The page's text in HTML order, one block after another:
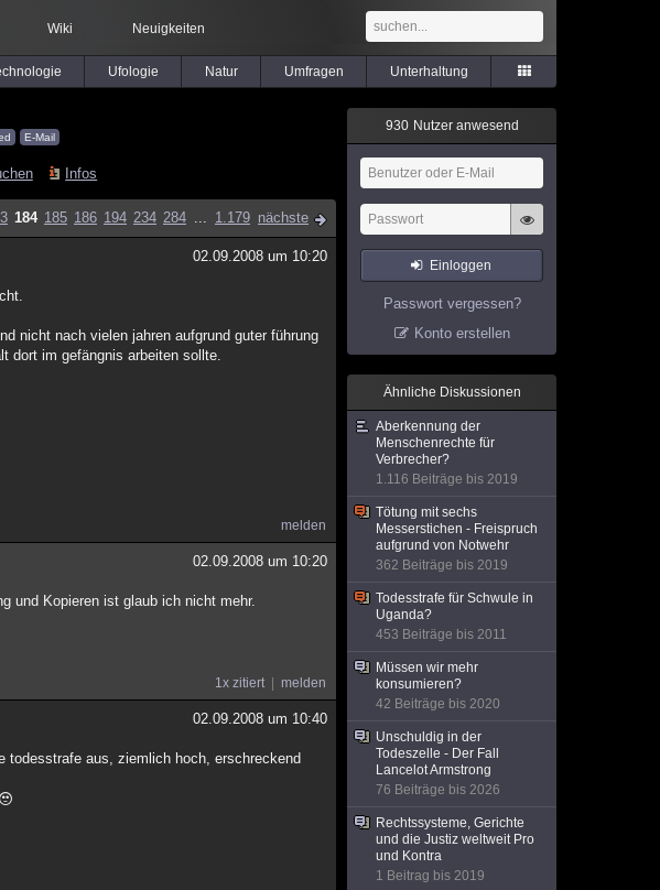
Wiki Neuigkeiten
Ufologie Natur Umfragen Unterhaltung
E-Mail
Infos
184 185 186 194 234 284 ... 1.179 nächste
02.09.2008 um 10:20
nicht nach vielen jahren aufgrund guter führung
dort im gefängnis arbeiten sollte.
melden
02.09.2008 um 10:20
und Kopieren ist glaub ich nicht mehr.
1x zitiert melden
02.09.2008 um 10:40
todesstrafe aus, ziemlich hoch, erschreckend
930 Nutzer anwesend
Einloggen
Passwort vergessen?
Konto erstellen
Ähnliche Diskussionen
Aberkennung der
Menschenrechte für
Verbrecher?
1.116 Beiträge bis 2019
Tötung mit sechs
Messerstichen - Freispruch
aufgrund von Notwehr
362 Beiträge bis 2019
Todesstrafe für Schwule in
Uganda?
453 Beiträge bis 2011
Müssen wir mehr
konsumieren?
42 Beiträge bis 2020
Unschuldig in der
Todeszelle - Der Fall
Lancelot Armstrong
76 Beiträge bis 2026
Rechtssysteme, Gerichte
und die Justiz weltweit Pro
und Kontra
1 Beitrag bis 2019